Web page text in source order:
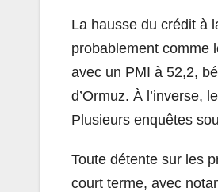
La hausse du crédit à
probablement comme
avec un PMI à 52,2,
d’Ormuz. À l’inverse,
Plusieurs enquêtes
Toute détente sur les
court terme, avec